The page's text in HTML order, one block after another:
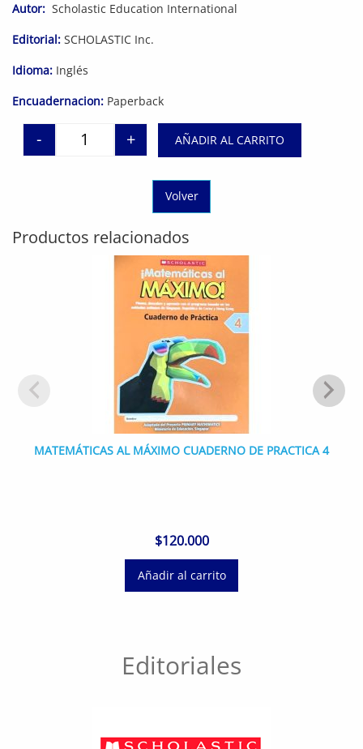
Autor: ‎ Scholastic Education International
Editorial: SCHOLASTIC Inc.
Idioma: Inglés
Encuadernacion: Paperback
Prime Mathematics Coursebook 6-New Edition
- + AÑADIR AL CARRITO
Volver
Productos relacionados
MATEMÁTICAS AL MÁXIMO CUADERNO DE PRACTICA 4
$120.000
Añadir al carrito
Editoriales